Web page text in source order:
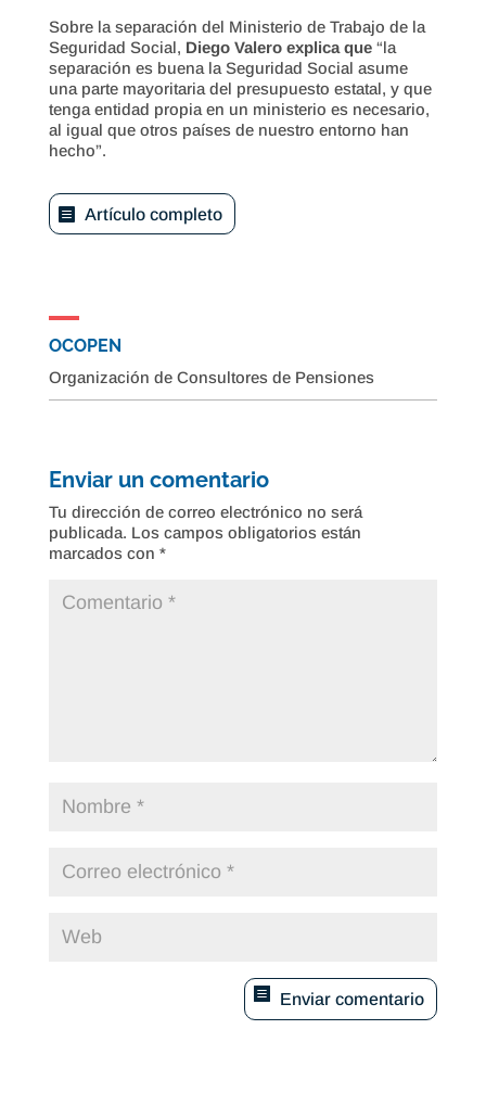
Sobre la separación del Ministerio de Trabajo de la
Seguridad Social, Diego Valero explica que“la
separación es buena la Seguridad Social asume
una parte mayoritaria del presupuesto estatal, y que
tenga entidad propia en un ministerio es necesario,
al igual que otros países de nuestro entorno han
hecho”.
Artículo completo
OCOPEN
Organización de Consultores de Pensiones
Enviar un comentario
Tu dirección de correo electrónico no será
publicada. Los campos obligatorios están
marcados con *
Enviar comentario